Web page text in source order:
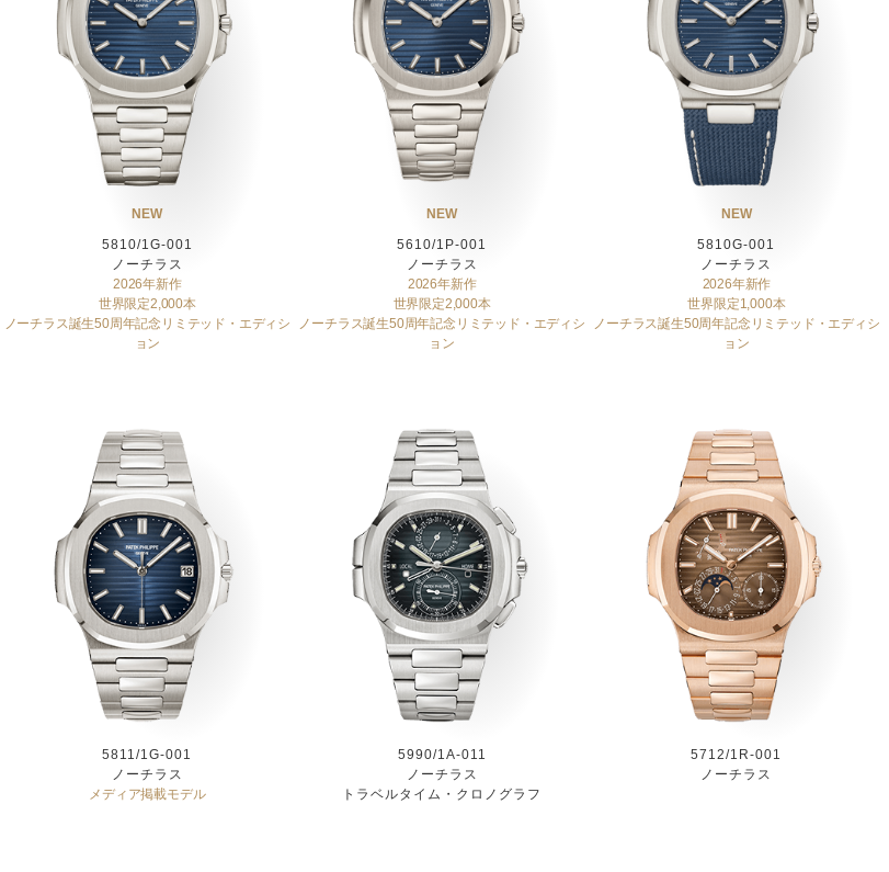
NEW
5810/1G-001
ノーチラス
2026年新作
世界限定2,000本
ノーチラス誕生50周年記念リミテッド・エディシ
ョン
NEW
5610/1P-001
ノーチラス
2026年新作
世界限定2,000本
ノーチラス誕生50周年記念リミテッド・エディシ
ョン
NEW
5810G-001
ノーチラス
2026年新作
世界限定1,000本
ノーチラス誕生50周年記念リミテッド・エディシ
ョン
5811/1G-001
ノーチラス
メディア掲載モデル
5990/1A-011
ノーチラス
トラベルタイム・クロノグラフ
5712/1R-001
ノーチラス